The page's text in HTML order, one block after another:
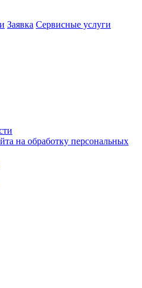
Заявка Сервисные услуги
на обработку персональных